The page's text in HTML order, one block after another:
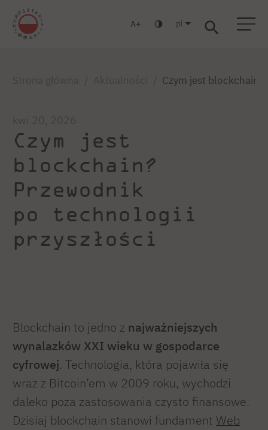
A pl
Czym jest
Czym jest
blockchain?
Przewodnik
po technologii
przyszłości
Blockchain to jedno z najważniejszych
wynalazków XXI wieku w gospodarce
cyfrowej. Technologia, która pojawiła się
wraz z Bitcoin’em w 2009 roku, wychodzi
daleko poza zastosowania czysto finansowe.
Dzisiaj blockchain stanowi fundament Web